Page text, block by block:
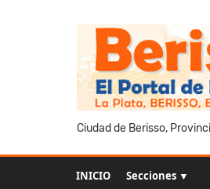
Ciudad de Berisso,
INICIO Secciones ▼